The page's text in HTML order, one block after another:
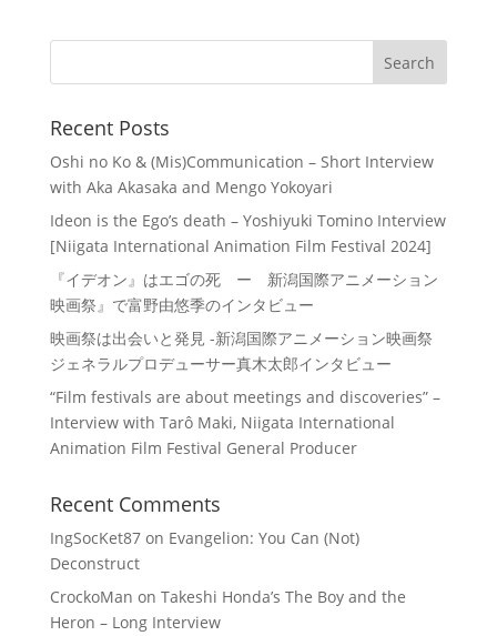
Recent Posts
Oshi no Ko & (Mis)Communication – Short Interview
with Aka Akasaka and Mengo Yokoyari
Ideon is the Ego’s death – Yoshiyuki Tomino Interview
[Niigata International Animation Film Festival 2024]
『イデオン』はエゴの死 ー 新潟国際アニメーション
映画祭』で富野由悠季のインタビュー
映画祭は出会いと発見 -新潟国際アニメーション映画祭
ジェネラルプロデューサー真木太郎インタビュー
“Film festivals are about meetings and discoveries” –
Interview with Tarô Maki, Niigata International
Animation Film Festival General Producer
Recent Comments
IngSocKet87on Evangelion: You Can (Not)
Deconstruct
CrockoMan on Takeshi Honda’s The Boy and the
Heron – Long Interview